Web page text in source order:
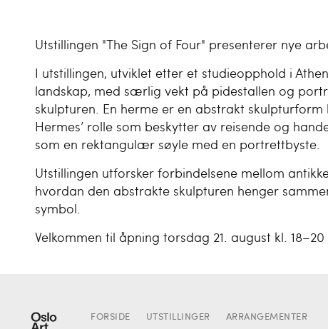
Utstillingen "The Sign of Four" presenterer nye
I utstillingen, utviklet etter et studieopphold i
landskap, med særlig vekt på pidestallen og
skulpturen. En herme er en abstrakt
Hermes’ rolle som beskytter av reisende og
som en rektangulær søyle med en portrettbyste.
Utstillingen utforsker forbindelsene mellom
hvordan den abstrakte skulpturen henger
symbol.
Velkommen til åpning torsdag 21. august kl.
FORSIDE UTSTILLINGER ARRANGEMENTER